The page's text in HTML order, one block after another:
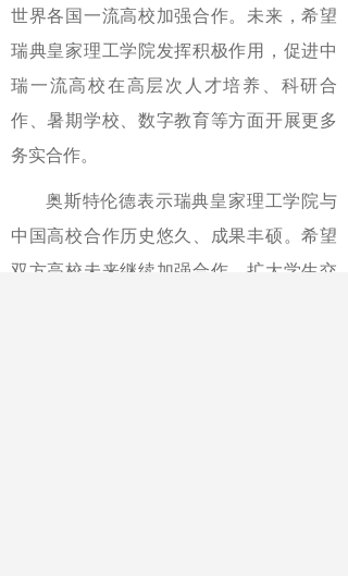
世界各国一流高校加强合作。未来，希望
瑞典皇家理工学院发挥积极作用，促进中
瑞一流高校在高层次人才培养、科研合
作、暑期学校、数字教育等方面开展更多
务实合作。
奥斯特伦德表示瑞典皇家理工学院与
中国高校合作历史悠久、成果丰硕。希望
双方高校未来继续加强合作，扩大学生交